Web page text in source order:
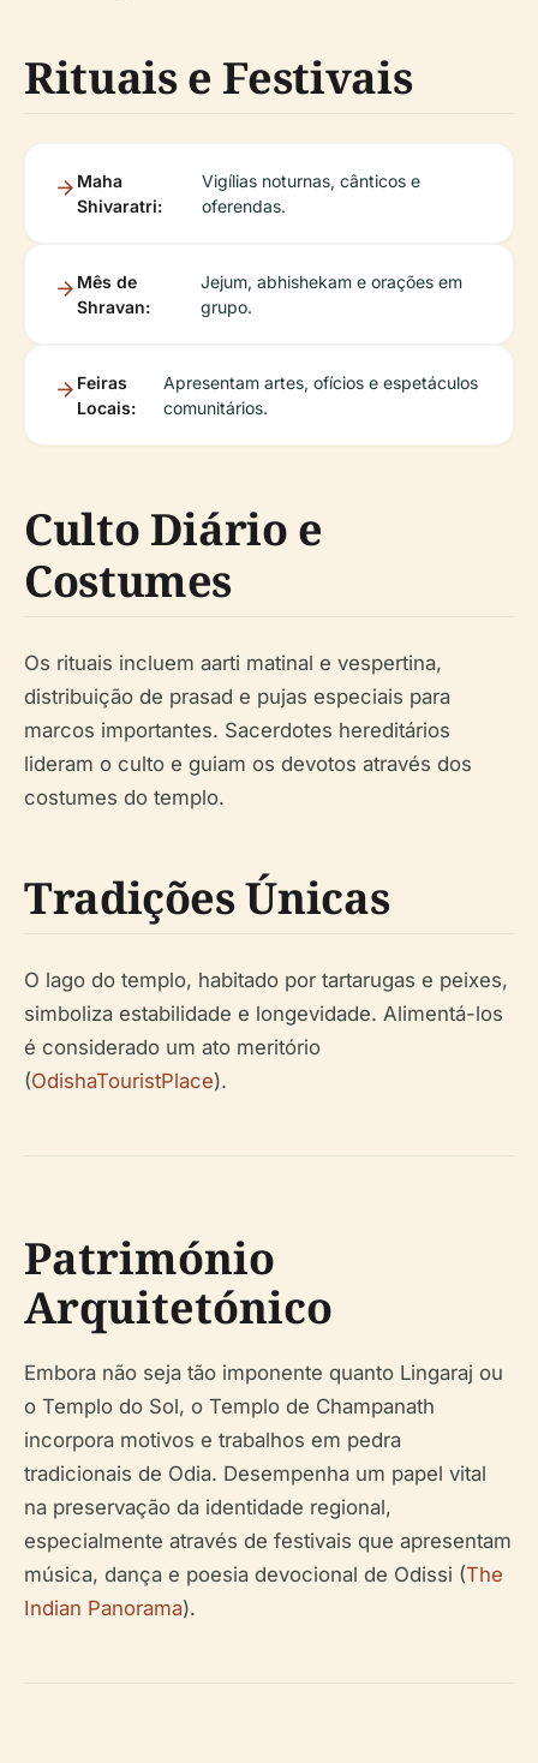
Rituais e Festivais
Maha
Shivaratri:
Vigílias noturnas, cânticos e
oferendas.
Mês de
Shravan:
Jejum, abhishekam e orações em
grupo.
Feiras
Locais:
Apresentam artes, ofícios e espetáculos
comunitários.
Culto Diário e
Costumes
Os rituais incluem aarti matinal e vespertina,
distribuição de prasad e pujas especiais para
marcos importantes. Sacerdotes hereditários
lideram o culto e guiam os devotos através dos
costumes do templo.
Tradições Únicas
O lago do templo, habitado por tartarugas e peixes,
simboliza estabilidade e longevidade. Alimentá-los
é considerado um ato meritório
(OdishaTouristPlace).
Património
Arquitetónico
Embora não seja tão imponente quanto Lingaraj ou
o Templo do Sol, o Templo de Champanath
incorpora motivos e trabalhos em pedra
tradicionais de Odia. Desempenha um papel vital
na preservação da identidade regional,
especialmente através de festivais que apresentam
música, dança e poesia devocional de Odissi (The
Indian Panorama).